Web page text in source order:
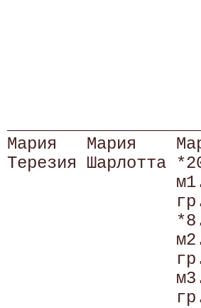
Мария   Мария
Терезия